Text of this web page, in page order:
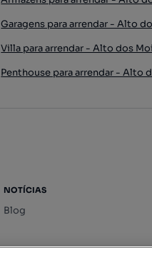
Garagens para arrendar - Alto
Villa para arrendar - Alto dos
Penthouse para arrendar - Alto
NOTÍCIAS
Blog